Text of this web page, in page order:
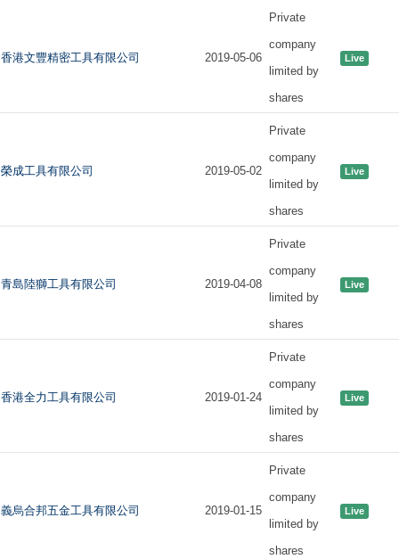
香港文豐精密工具有限公司 2019-05-06
Private
company
limited by
shares
Live
榮成工具有限公司 2019-05-02
Private
company
limited by
shares
Live
青島陸獅工具有限公司 2019-04-08
Private
company
limited by
shares
Live
香港全力工具有限公司 2019-01-24
Private
company
limited by
shares
Live
義烏合邦五金工具有限公司 2019-01-15
Private
company
limited by
shares
Live